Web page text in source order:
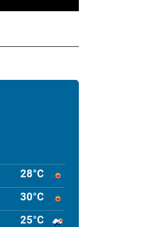
28°C
30°C
25°C